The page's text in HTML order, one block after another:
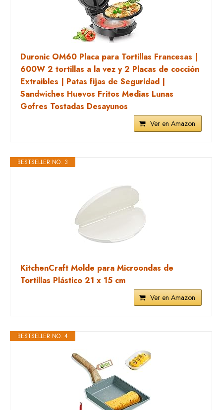
Duronic OM60 Placa para Tortillas Francesas |
600W 2 tortillas a la vez y 2 Placas de cocción
Extraibles | Patas fijas de Seguridad |
Sandwiches Huevos Fritos Medias Lunas
Gofres Tostadas Desayunos
Ver en Amazon
BESTSELLER NO. 3
KitchenCraft Molde para Microondas de
Tortillas Plástico 21 x 15 cm
Ver en Amazon
BESTSELLER NO. 4